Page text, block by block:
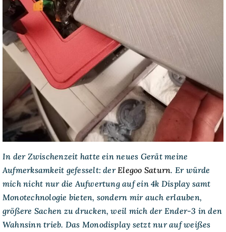
In der Zwischenzeit hatte ein neues Gerät meine
Aufmerksamkeit gefesselt: der Elegoo Saturn. Er würde
mich nicht nur die Aufwertung auf ein 4k Display samt
Monotechnologie bieten, sondern mir auch erlauben,
größere Sachen zu drucken, weil mich der Ender-3 in den
Wahnsinn trieb. Das Monodisplay setzt nur auf weißes